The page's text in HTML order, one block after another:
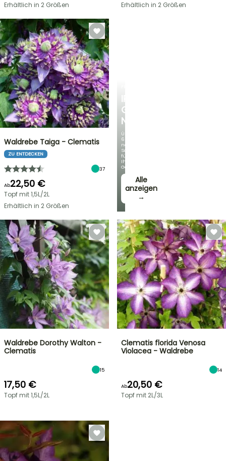
IRIS
GERMANICA
NEUHEITEN
Über
60
neue
Sorten
für
Ihren
Garten!
Alle
anzeigen
→
Erhältlich in 2 Größen
Erhältlich in 2 Größen
Waldrebe Taiga - Clematis
ZU ENTDECKEN
37
Ab22,50 €
Topf mit 1,5L/2L
Erhältlich in 2 Größen
Waldrebe Dorothy Walton -
Clematis
15
17,50 €
Topf mit 1,5L/2L
Clematis florida Venosa
Violacea - Waldrebe
14
Ab20,50 €
Topf mit 2L/3L